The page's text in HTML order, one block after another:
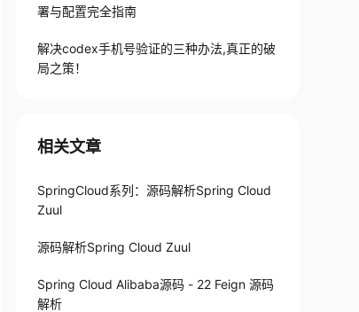
署与配置完全指南
解决codex手机号验证的三种办法,真正的破
局之策！
相关文章
SpringCloud系列：源码解析Spring Cloud
Zuul
源码解析Spring Cloud Zuul
Spring Cloud Alibaba源码 - 22 Feign 源码
解析